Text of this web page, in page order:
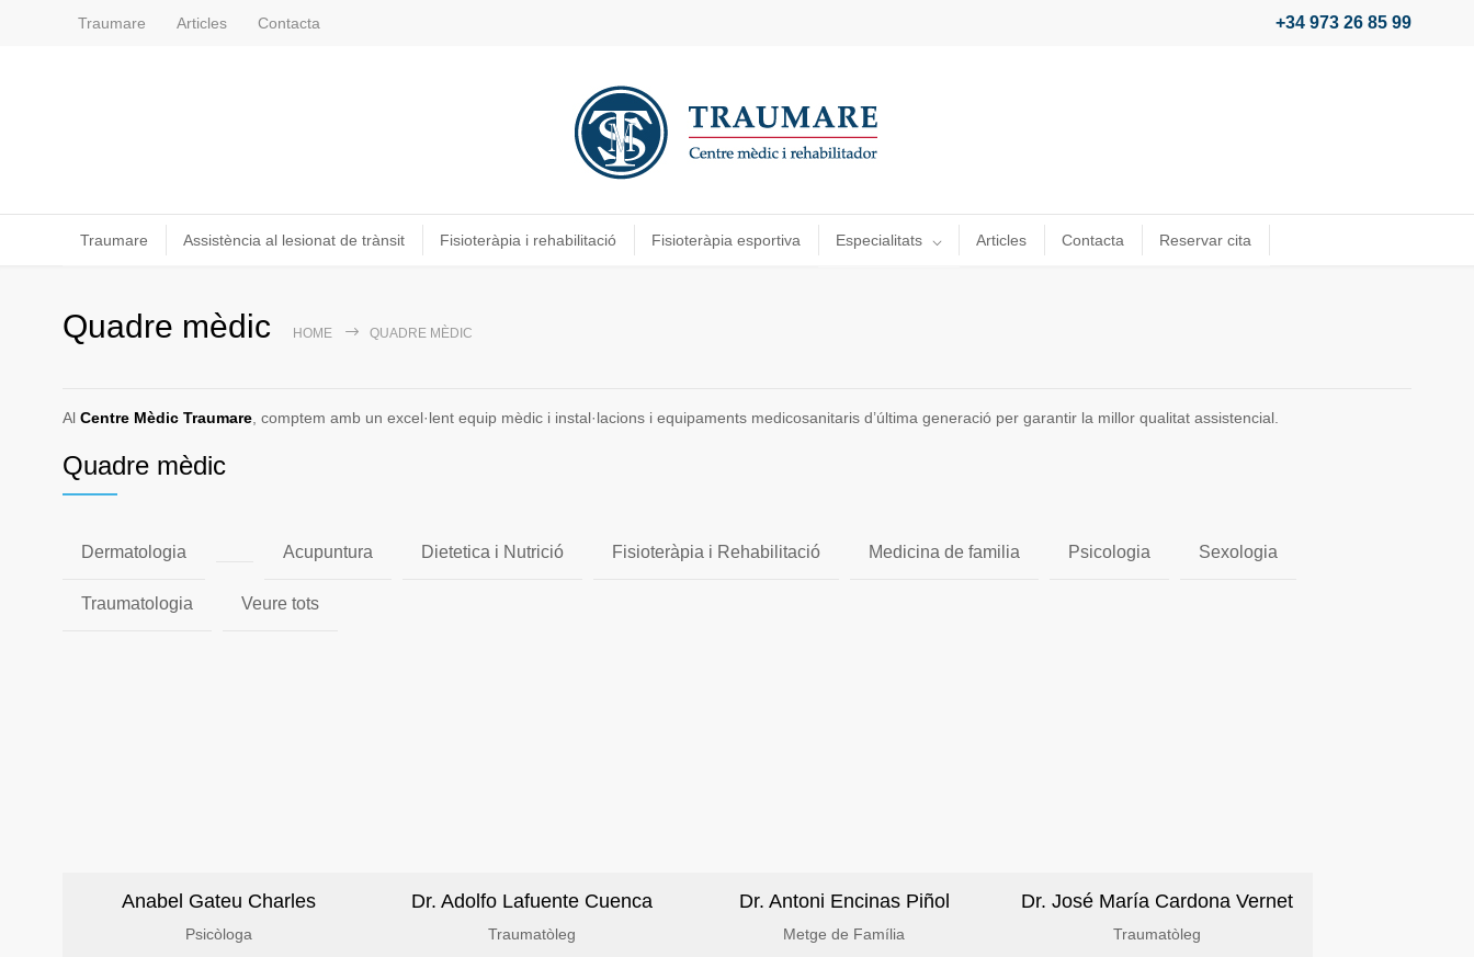
Traumare Articles Contacta +34 973 26 85 99
Traumare Assistència al lesionat de trànsit Fisioteràpia i rehabilitació Fisioteràpia esportiva Especialitats Articles Contacta Reservar cita
Quadre mèdic HOME QUADRE MÈDIC
Al Centre Mèdic Traumare , comptem amb un excel·lent equip mèdic i instal·lacions i equipaments medicosanitaris d’última generació per garantir la millor qualitat assistencial.
Quadre mèdic
Dermatologia Acupuntura Dietetica i Nutrició Fisioteràpia i Rehabilitació Medicina de familia Psicologia Sexologia
Traumatologia Veure tots
Anabel Gateu Charles
Psicòloga
Dr. Adolfo Lafuente Cuenca
Traumatòleg
Dr. Antoni Encinas Piñol
Metge de Família
Dr. José María Cardona Vernet
Traumatòleg